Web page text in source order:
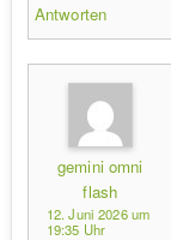
Antworten
gemini omni
flash
12. Juni 2026 um
19:35 Uhr